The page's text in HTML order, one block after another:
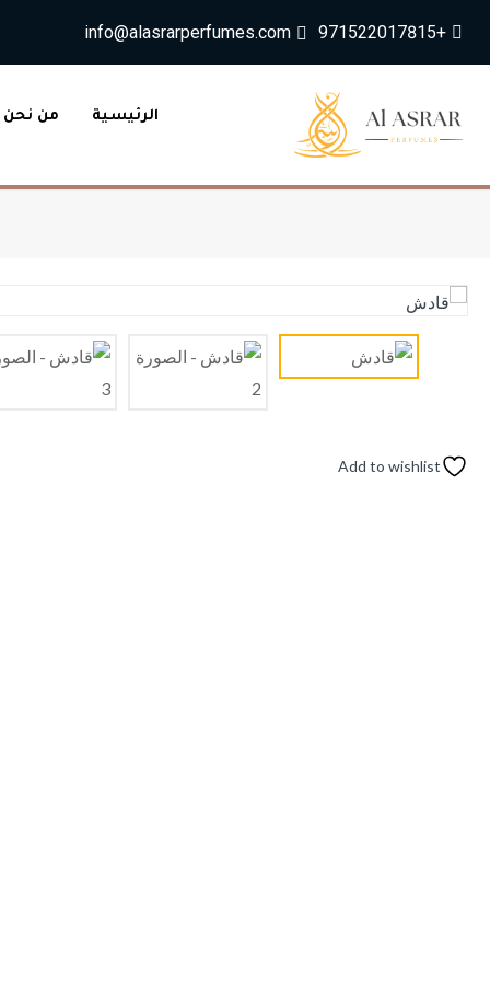
+971522017815
info@alasrarperfumes.com
الرئيسية من نحن
Add to wishlist